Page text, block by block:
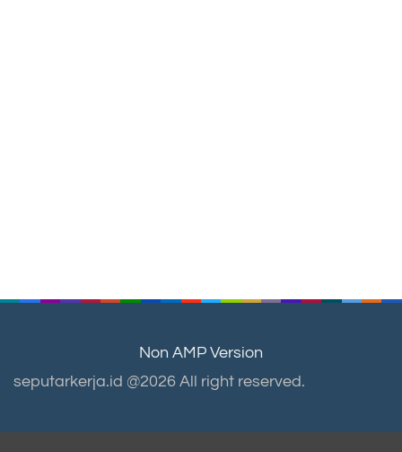
Non AMP Version
seputarkerja.id @2026 All right reserved.